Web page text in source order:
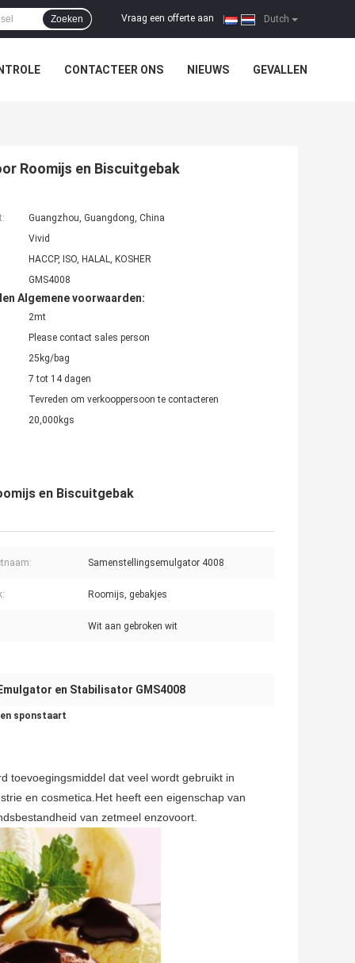
Dutch
Vraag een offerte aan
Zoeken
CONTACTEER ONS NIEUWS GEVALLEN
Roomijs en Biscuitgebak
Guangzhou, Guangdong, China
Vivid
HACCP, ISO, HALAL, KOSHER
GMS4008
Algemene voorwaarden:
2mt
Please contact sales person
25kg/bag
7 tot 14 dagen
Tevreden om verkooppersoon te contacteren
20,000kgs
en Biscuitgebak
Samenstellingsemulgator 4008
Roomijs, gebakjes
Wit aan gebroken wit
en Stabilisator GMS4008
sponstaart
toevoegingsmiddel dat veel wordt gebruikt in
en cosmetica.Het heeft een eigenschap van
van zetmeel enzovoort.